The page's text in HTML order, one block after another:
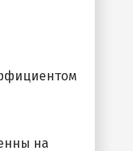
на